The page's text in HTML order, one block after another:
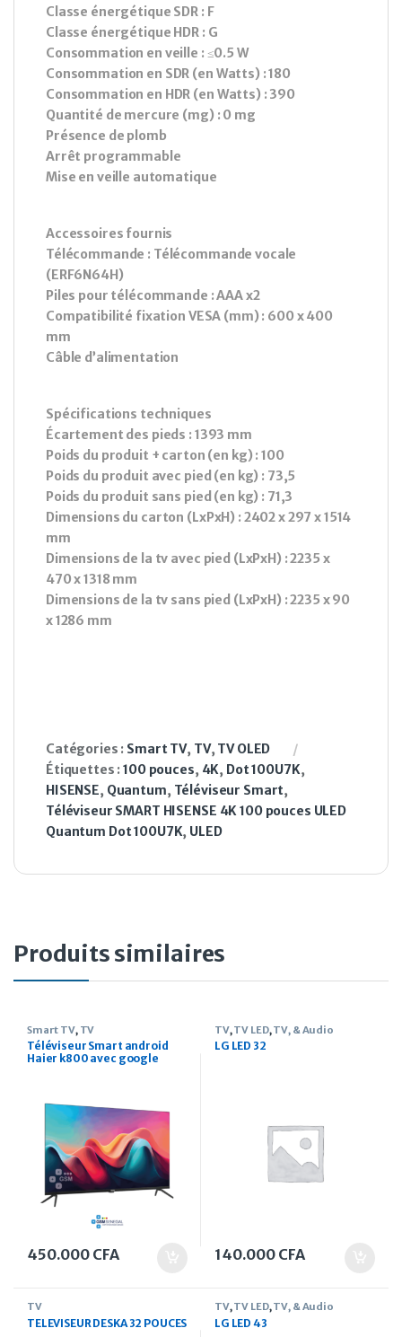
Classe énergétique SDR : F
Classe énergétique HDR : G
Consommation en veille : ≤0.5 W
Consommation en SDR (en Watts) : 180
Consommation en HDR (en Watts) : 390
Quantité de mercure (mg) : 0 mg
Présence de plomb
Arrêt programmable
Mise en veille automatique
Accessoires fournis
Télécommande : Télécommande vocale
(ERF6N64H)
Piles pour télécommande : AAA x2
Compatibilité fixation VESA (mm) : 600 x 400
mm
Câble d’alimentation
Spécifications techniques
Écartement des pieds : 1393 mm
Poids du produit + carton (en kg) : 100
Poids du produit avec pied (en kg) : 73,5
Poids du produit sans pied (en kg) : 71,3
Dimensions du carton (LxPxH) : 2402 x 297 x 1514
mm
Dimensions de la tv avec pied (LxPxH) : 2235 x
470 x 1318 mm
Dimensions de la tv sans pied (LxPxH) : 2235 x 90
x 1286 mm
Catégories : Smart TV, TV, TV OLED
Étiquettes :100 pouces, 4K, Dot 100U7K,
HISENSE, Quantum, Téléviseur Smart,
Téléviseur SMART HISENSE 4K 100 pouces ULED
Quantum Dot 100U7K, ULED
Produits similaires
Smart TV, TV
Téléviseur Smart android
Haier k800 avec google
450.000 CFA
TV, TV LED, TV, & Audio
LG LED 32
140.000 CFA
TV
TELEVISEUR DESKA 32 POUCES
TV,TV LED,TV, & Audio
LG LED 43